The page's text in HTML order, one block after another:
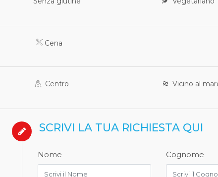
Cena
Centro Vicino al
SCRIVI LA TUA RICHIESTA QUI
Nome Cognome